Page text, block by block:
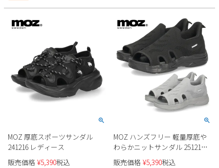
MOZ 厚底スポーツサンダル
241216 レディース
販売価格 ¥5,390税込
MOZ ハンズフリー 軽量厚底や
わらかニットサンダル 251217
レディース
販売価格 ¥5,390税込